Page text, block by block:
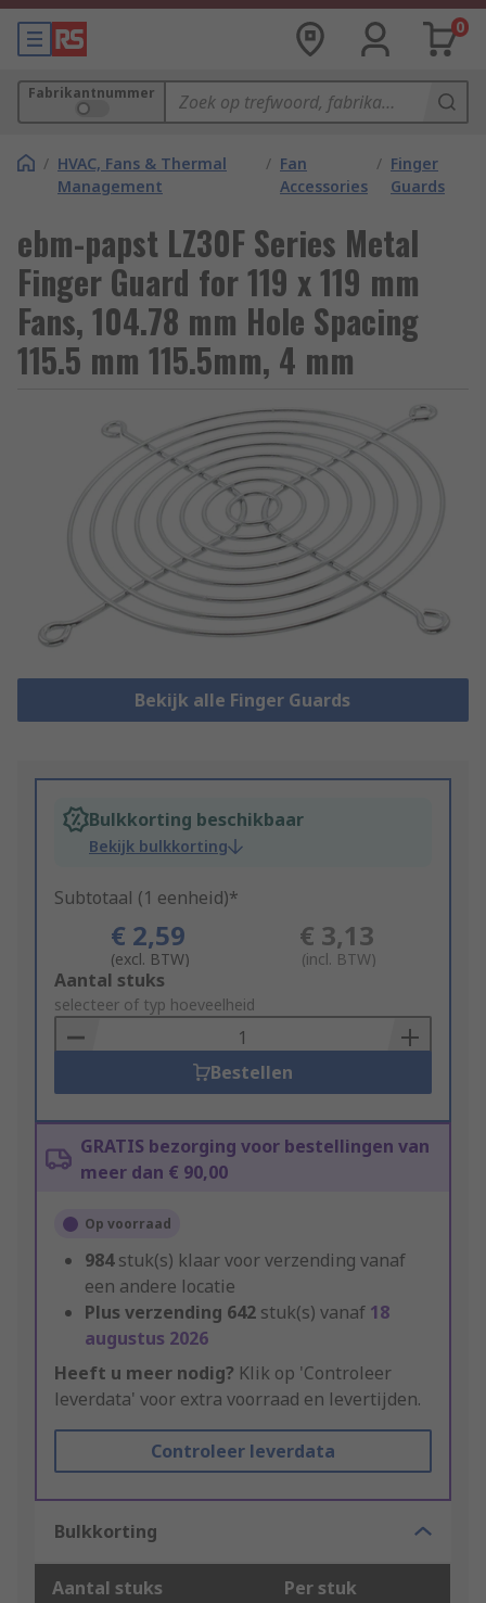
0
Fabrikantnummer
/ HVAC, Fans & Thermal
Management
/ Fan
Accessories
/ Finger
Guards
ebm-papst LZ30F Series Metal
Finger Guard for 119 x 119 mm
Fans, 104.78 mm Hole Spacing
115.5 mm 115.5mm, 4 mm
Bekijk alle Finger Guards
Bulkkorting beschikbaar
Bekijk bulkkorting
Subtotaal (1 eenheid)*
€ 2,59
(excl. BTW)
€ 3,13
(incl. BTW)
Add
to
Basket
Aantal stuks
selecteer of typ hoeveelheid
Bestellen
GRATIS bezorging voor bestellingen van
meer dan € 90,00
Op voorraad
984stuk(s) klaar voor verzending vanaf
een andere locatie
Plus verzending 642 stuk(s) vanaf 18
augustus 2026
Heeft u meer nodig? Klik op 'Controleer
leverdata' voor extra voorraad en levertijden.
Controleer leverdata
Bulkkorting
Aantal stuks Per stuk